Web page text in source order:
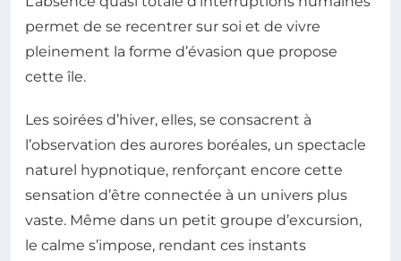
permet de se recentrer sur soi et de vivre
pleinement la forme d’évasion que propose
cette île.
Les soirées d’hiver, elles, se consacrent à
l’observation des aurores boréales, un spectacle
naturel hypnotique, renforçant encore cette
sensation d’être connectée à un univers plus
vaste. Même dans un petit groupe d’excursion,
le calme s’impose, rendant ces instants